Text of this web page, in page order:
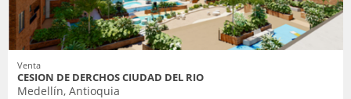
Venta
CESION DE DERCHOS CIUDAD DEL RIO
Medellín, Antioquia